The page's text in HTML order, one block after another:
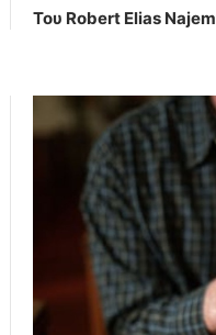
Του Robert Elias